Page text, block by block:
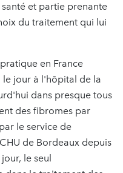
et partie prenante
du traitement qui lui
en France
le jour à l'hôpital de la
dans presque tous
des fibromes par
le service de
de Bordeaux depuis
le seul